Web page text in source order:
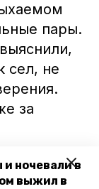
ночевали в
выжил в
пары.
сел, не
за
против
за